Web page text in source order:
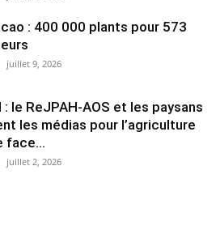
: 400 000 plants pour 573
juillet 9, 2026
: le ReJPAH-AOS et les paysans
les médias pour l’agriculture
face...
juillet 2, 2026